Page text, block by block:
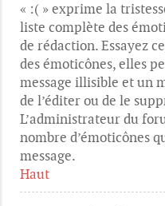
« :( » exprime la
liste complète des
de rédaction. Essayez
des émoticônes, elles
message illisible et un
de l’éditer ou de le
L’administrateur du
nombre d’émoticônes
message.
Haut